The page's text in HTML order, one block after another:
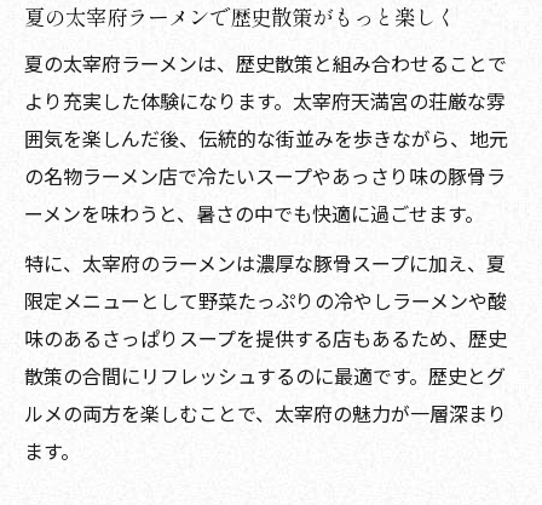
夏の太宰府ラーメンで歴史散策がもっと楽しく
夏の太宰府ラーメンは、歴史散策と組み合わせることで
より充実した体験になります。太宰府天満宮の荘厳な雰
囲気を楽しんだ後、伝統的な街並みを歩きながら、地元
の名物ラーメン店で冷たいスープやあっさり味の豚骨ラ
ーメンを味わうと、暑さの中でも快適に過ごせます。
特に、太宰府のラーメンは濃厚な豚骨スープに加え、夏
限定メニューとして野菜たっぷりの冷やしラーメンや酸
味のあるさっぱりスープを提供する店もあるため、歴史
散策の合間にリフレッシュするのに最適です。歴史とグ
ルメの両方を楽しむことで、太宰府の魅力が一層深まり
ます。